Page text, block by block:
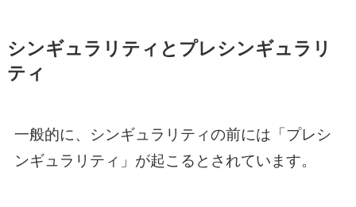
シンギュラリティとプレシンギュラリ
ティ
一般的に、シンギュラリティの前には「プレシ
ンギュラリティ」が起こるとされています。